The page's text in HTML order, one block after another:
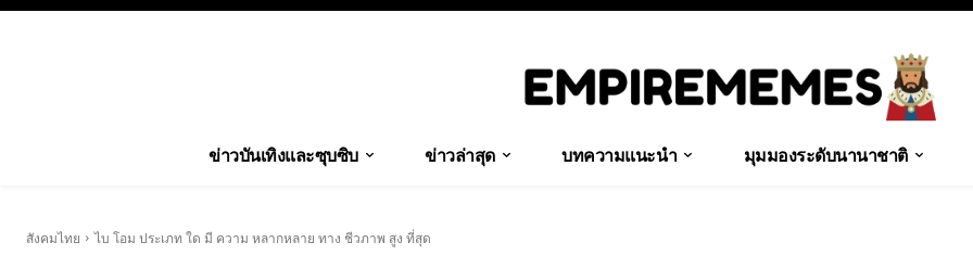
ข่าวบันเทิงและซุบซิบ ข่าวล่าสุด บทความแนะนำ มุมมองระดับนานาชาติ
สังคมไทย ไบ โอม ประเภท ใด มี ความ หลากหลาย ทาง ชีวภาพ สูง ที่สุด